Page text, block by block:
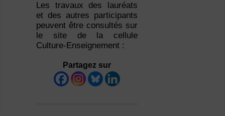
Les travaux des lauréats
et des autres participants
peuvent être consultés sur
le site de la cellule
Culture-Enseignement :
Partagez sur